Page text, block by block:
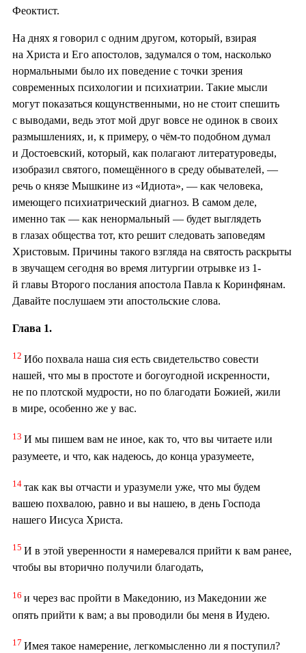
Феоктист.
На днях я говорил с одним другом, который, взирая
на Христа и Его апостолов, задумался о том, насколько
нормальными было их поведение с точки зрения
современных психологии и психиатрии. Такие мысли
могут показаться кощунственными, но не стоит спешить
с выводами, ведь этот мой друг вовсе не одинок в своих
размышлениях, и, к примеру, о чём-то подобном думал
и Достоевский, который, как полагают литературоведы,
изобразил святого, помещённого в среду обывателей, —
речь о князе Мышкине из «Идиота», — как человека,
имеющего психиатрический диагноз. В самом деле,
именно так — как ненормальный — будет выглядеть
в глазах общества тот, кто решит следовать заповедям
Христовым. Причины такого взгляда на святость раскрыты
в звучащем сегодня во время литургии отрывке из 1-
й главы Второго послания апостола Павла к Коринфянам.
Давайте послушаем эти апостольские слова.
Глава 1.
12 Ибо похвала наша сия есть свидетельство совести
нашей, что мы в простоте и богоугодной искренности,
не по плотской мудрости, но по благодати Божией, жили
в мире, особенно же у вас.
13 И мы пишем вам не иное, как то, что вы читаете или
разумеете, и что, как надеюсь, до конца уразумеете,
14 так как вы отчасти и уразумели уже, что мы будем
вашею похвалою, равно и вы нашею, в день Господа
нашего Иисуса Христа.
15 И в этой уверенности я намеревался прийти к вам ранее,
чтобы вы вторично получили благодать,
16 и через вас пройти в Македонию, из Македонии же
опять прийти к вам; а вы проводили бы меня в Иудею.
17 Имея такое намерение, легкомысленно ли я поступил?